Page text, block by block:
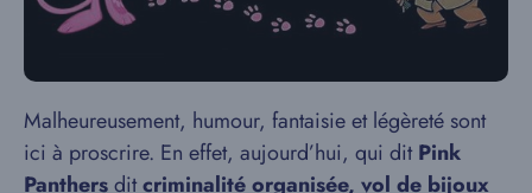
Malheureusement, humour, fantaisie et légèreté sont
ici à proscrire. En effet, aujourd’hui, qui ditPink
Panthersditcriminalité organisée, vol de bijoux